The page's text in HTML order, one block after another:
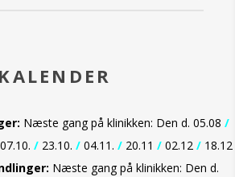
KALENDER
Næste gang på klinikken: Den d. 05.08 /
07.10. / 23.10. / 04.11. / 20.11 / 02.12 / 18.12
Næste gang på klinikken: Den d.